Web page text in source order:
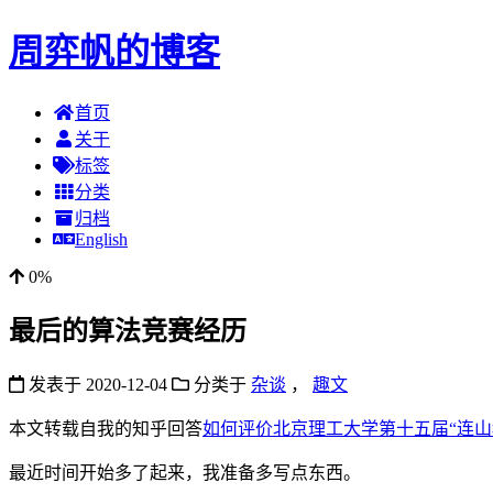
周弈帆的博客
首页
关于
标签
分类
归档
English
0%
最后的算法竞赛经历
发表于 2020-12-04 分类于 杂谈 ， 趣文
本文转载自我的知乎回答如何评价北京理工大学第十五届“连山
最近时间开始多了起来，我准备多写点东西。